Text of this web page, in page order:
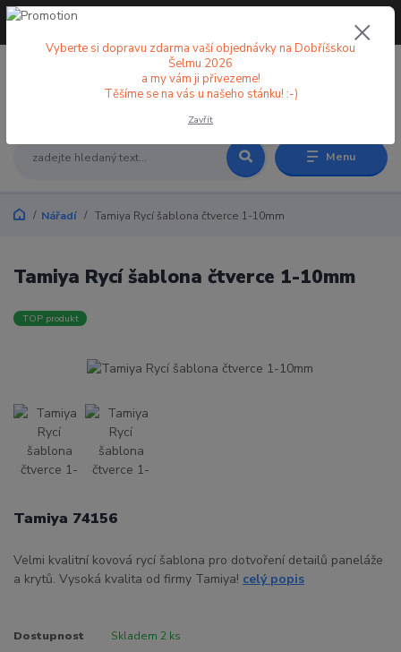
Menu
+420 773 998 582
Nářadí Tamiya Rycí šablona čtverce 1-10mm
Tamiya Rycí šablona čtverce 1-10mm
TOP produkt
Tamiya 74156
Velmi kvalitní kovová rycí šablona pro dotvoření detailů paneláže
a krytů. Vysoká kvalita od firmy Tamiya! celý popis
Dostupnost Skladem 2 ks
Vyberte si dopravu zdarma vaší objednávky na Dobříšskou
Šelmu 2026
a my vám ji přivezeme!
Těšíme se na vás u našeho stánku! :-)
Zavřít